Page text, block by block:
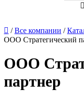

 /Все компании /
ООО Стратегический
ООО
партнер